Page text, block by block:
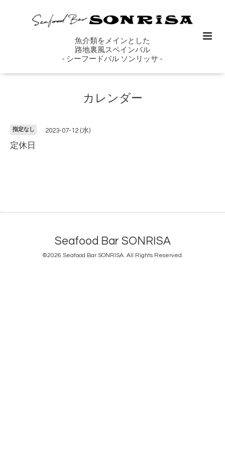
魚介類をメインとした
路地裏風スペインバル
- シーフードバル ソンリッサ -
カレンダー
指定なし 2023-07-12 (水)
定休日
Seafood Bar SONRISA
©2026 Seafood Bar SONRISA. All Rights Reserved.